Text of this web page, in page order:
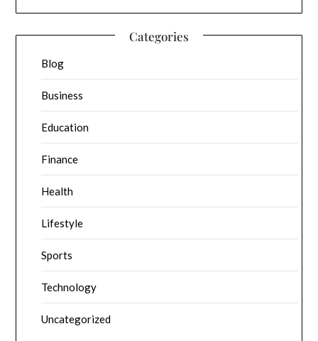
Categories
Blog
Business
Education
Finance
Health
Lifestyle
Sports
Technology
Uncategorized